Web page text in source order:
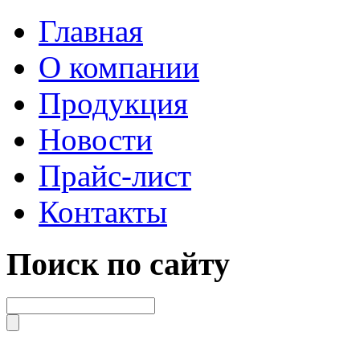
Главная
О компании
Продукция
Новости
Прайс-лист
Контакты
Поиск по сайту